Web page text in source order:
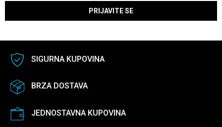
PRIJAVITE SE
SIGURNA KUPOVINA
BRZA DOSTAVA
JEDNOSTAVNA KUPOVINA